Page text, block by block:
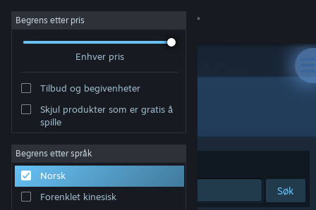
Logg inn
Om
Kundestøtte
Begrens etter pris
Enhver pris
Tilbud og begivenheter
Skjul produkter som er gratis å
spille
Begrens etter språk
Norsk
Forenklet kinesisk
Utvikler: BitRaiders Games
Sorter etter Relevans
Søk